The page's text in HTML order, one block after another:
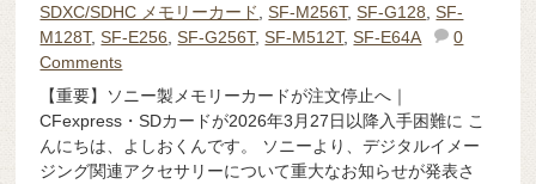
SDXC/SDHC メモリーカード
,SF-M256T,SF-G128 ,SF-
M128T,SF-E256 ,SF-G256T,SF-M512T,SF-E64A
0
Comments
【重要】ソニー製メモリーカードが注文停止へ｜
CFexpress・SDカードが2026年3月27日以降入手困難に こ
んにちは、よしおくんです。 ソニーより、デジタルイメー
ジング関連アクセサリーについて重大なお知らせが発表さ